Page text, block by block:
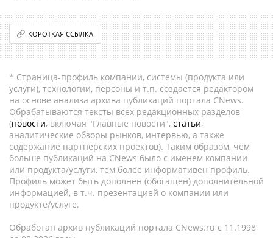
КОРОТКАЯ ССЫЛКА
* Страница-профиль компании, системы (продукта или
услуги), технологии, персоны и т.п. создается редактором
на основе анализа архива публикаций портала CNews.
Обрабатываются тексты всех редакционных разделов
(новости, включая "Главные новости", статьи,
аналитические обзоры рынков, интервью, а также
содержание партнёрских проектов). Таким образом, чем
больше публикаций на CNews было с именем компании
или продукта/услуги, тем более информативен профиль.
Профиль может быть дополнен (обогащен) дополнительной
информацией, в т.ч. презентацией о компании или
продукте/услуге.
Обработан архив публикаций портала CNews.ru c 11.1998